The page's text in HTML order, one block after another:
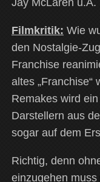
Filmkritik: Wie
den Nostalgie-
Franchise
altes „Franchise“
Remakes wird
Darstellern aus
sogar auf dem
Richtig, denn
einzugehen muss